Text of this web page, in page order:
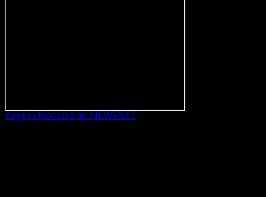
Pagina Noastră de NEWSNET